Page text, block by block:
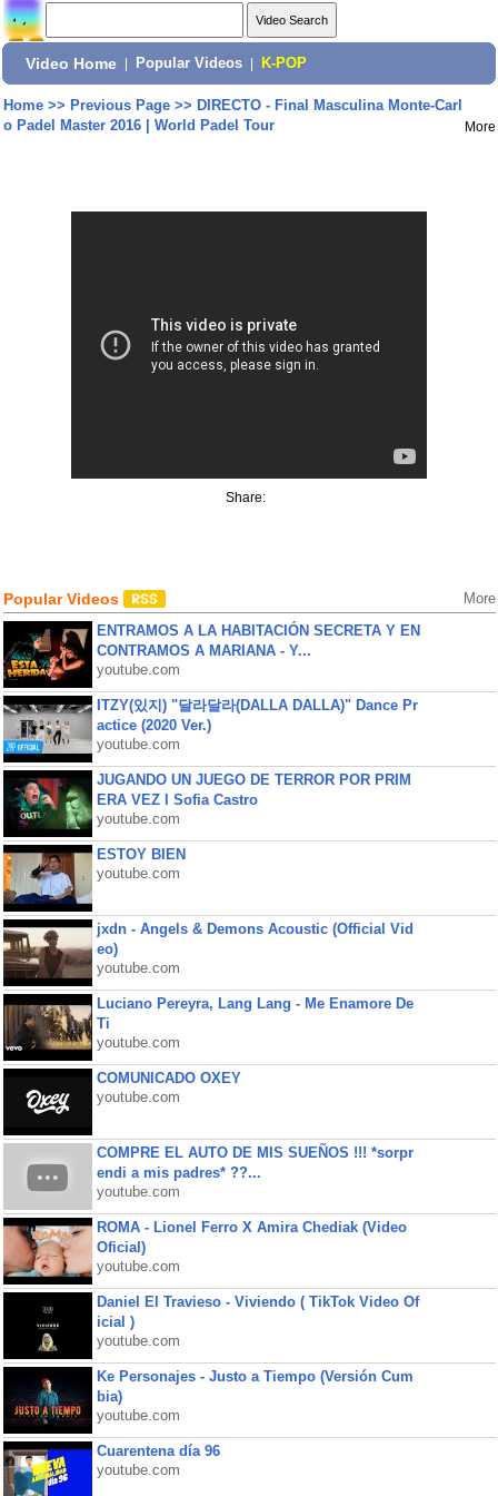
Video Home Popular Videos K-POP
Home>> Previous Page>> DIRECTO - Final Masculina Monte-Carl
o Padel Master 2016 | World Padel Tour
More
Share:
Popular Videos More
ENTRAMOS A LA HABITACIÓN SECRETA Y EN
CONTRAMOS A MARIANA - Y...
youtube.com
ITZY(있지) "달라달라(DALLA DALLA)" Dance Pr
actice (2020 Ver.)
youtube.com
JUGANDO UN JUEGO DE TERROR POR PRIM
ERA VEZ l Sofia Castro
youtube.com
ESTOY BIEN
youtube.com
jxdn - Angels & Demons Acoustic (Official Vid
eo)
youtube.com
Luciano Pereyra, Lang Lang - Me Enamore De
Ti
youtube.com
COMUNICADO OXEY
youtube.com
COMPRE EL AUTO DE MIS SUEÑOS !!! *sorpr
endi a mis padres* ??...
youtube.com
ROMA - Lionel Ferro X Amira Chediak (Video
Oficial)
youtube.com
Daniel El Travieso - Viviendo ( TikTok Video Of
icial )
youtube.com
Ke Personajes - Justo a Tiempo (Versión Cum
bia)
youtube.com
Cuarentena día 96
youtube.com